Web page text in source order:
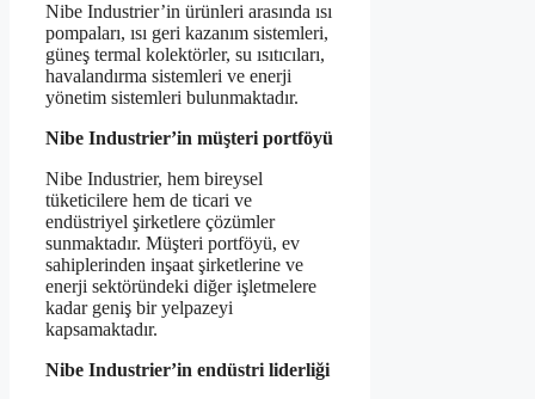
Nibe Industrier’in ürünleri arasında ısı
pompaları, ısı geri kazanım sistemleri,
güneş termal kolektörler, su ısıtıcıları,
havalandırma sistemleri ve enerji
yönetim sistemleri bulunmaktadır.
Nibe Industrier’in müşteri portföyü
Nibe Industrier, hem bireysel
tüketicilere hem de ticari ve
endüstriyel şirketlere çözümler
sunmaktadır. Müşteri portföyü, ev
sahiplerinden inşaat şirketlerine ve
enerji sektöründeki diğer işletmelere
kadar geniş bir yelpazeyi
kapsamaktadır.
Nibe Industrier’in endüstri liderliği